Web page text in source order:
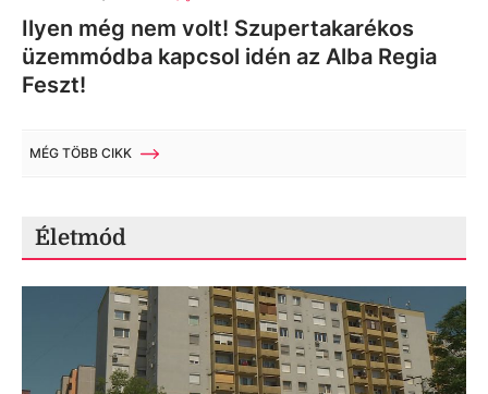
Ilyen még nem volt! Szupertakarékos
üzemmódba kapcsol idén az Alba Regia
Feszt!
MÉG TÖBB CIKK
Életmód